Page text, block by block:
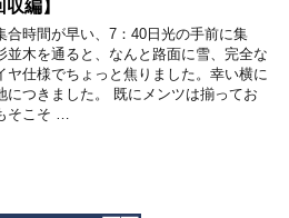
編】
合時間が早い、7：40日光の手前に集
並木を通ると、なんと路面に雪、完全な
ヤ仕様でちょっと焦りました。幸い横に
につきました。 既にメンツは揃ってお
そこそ …